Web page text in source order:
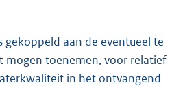
aan de eventueel te
mogen toenemen, voor relatief
in het ontvangend